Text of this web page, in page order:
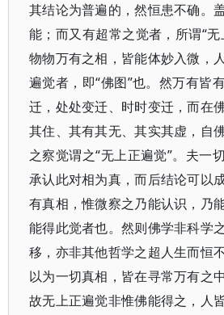
其结论为普遍的，然恒患不确。
能；而又有超常之觉者，所谓“
物物万有之相，皆能体妙入微，
遍觉者，即“佛图”也。然万有皆
迁，处处变迁、时时变迁，而在
其住、其有其无、其实其虚，自
之察觉谓之“无上正遍觉”。夫一
承认此对相为真，而后结论可以
有真相，惟微察之乃能认识，乃
能得此觉者也。然则佛学非科学
移，亦非其他哲学之超人生而恒
以为一切真相，皆在寻常万有之
故无上正遍觉非惟佛能得之，人